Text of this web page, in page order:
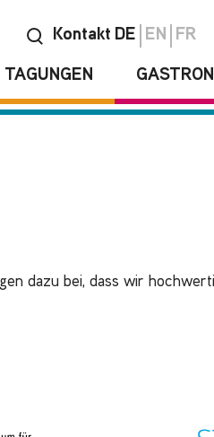
Kontakt DE EN FR
TAGUNGEN
dazu bei, dass wir